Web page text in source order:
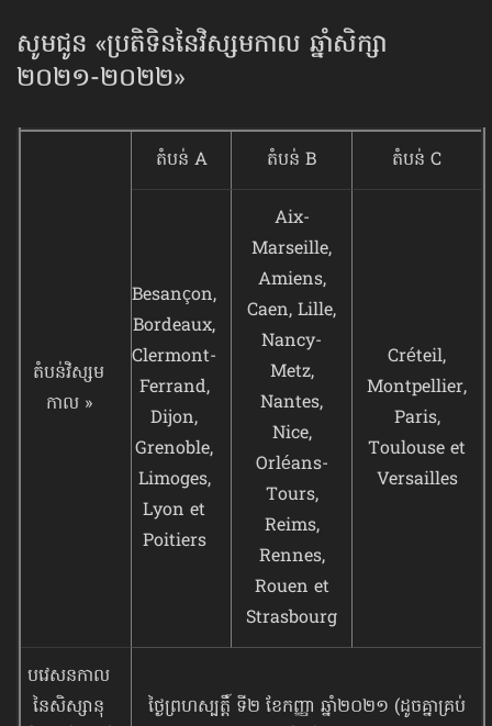
សូមជូន «ប្រតិទិន​​នៃវិស្សមកាល ឆ្នាំសិក្សា
២០២១-២០២២»
តំបន់វិស្សម
កាល »
តំបន់ A តំបន់ B តំបន់ C
Besançon,
Bordeaux,
Clermont-
Ferrand,
Dijon,
Grenoble,
Limoges,
Lyon et
Poitiers
Aix-
Marseille,
Amiens,
Caen, Lille,
Nancy-
Metz,
Nantes,
Nice,
Orléans-
Tours,
Reims,
Rennes,
Rouen et
Strasbourg
Créteil,
Montpellier,
Paris,
Toulouse et
Versailles
បវេសនកាល
នៃ​​សិស្សា​នុ
ថ្ងៃព្រហស្បត្តិ៍ ទី២ ខែកញ្ញា ឆ្នាំ២០២១ (ដូចគ្នាគ្រប់